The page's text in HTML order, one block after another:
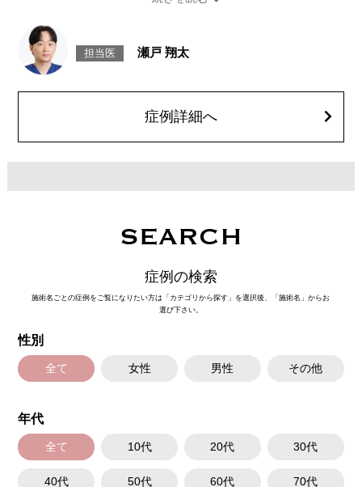
リスク、副作用：施術後に腫れ、赤み、内出血、痛み、突っ張り感などが
生じることがありますが、通常は数日〜1週間程度で徐々に軽快します。ま
た、稀にアレルギー反応、細菌感染、血管閉塞、しこり（硬化）や小さな
結節が生じる可能性があります。施術後1〜2週間程度は、注入部位を強く
費用：
レスチレンリフト※横浜院限定 76,800円(税込)
ボリューマ 131,800円(税込)
細くする効果やフェイスラインのもたつきを改善する効果がございます。
リスク、副作用：腫れ、赤み、内出血、痛み、突っ張り感などが生じるこ
とがございます。また、稀にアレルギー、細菌感染症などが生じることが
ようお願いします。
費用：アラガン社製 21,800円(税込) 〜164,400円(税込)
韓国製ボツリヌストキシン 5,500円(税込)〜78,000円(税込)
オプション：表面麻酔 3,300円(税込) 笑気麻酔 3,300円(税込)
施術内容：脂肪を減らしたい箇所に合わせて目立ちにくい箇所に2～3mm
ほどの切開を加え、カニューレと呼ばれる細い管を用いて、脂肪細胞を直
接吸引し、除去します。同時にAスレッド®と呼ばれる溶ける繊維をお顔の
目立たない部分から皮下へ挿入し、皮膚を内側から引き上げて固定しま
施術時間：約30分程
担当医 瀬戸 翔太
症例詳細へ
SEARCH
症例の検索
施術名ごとの症例をご覧になりたい方は「カテゴリから探す」を選択後、「施術名」からお
選び下さい。
性別
全て 女性 男性 その他
年代
全て 10代 20代 30代
40代 50代 60代 70代